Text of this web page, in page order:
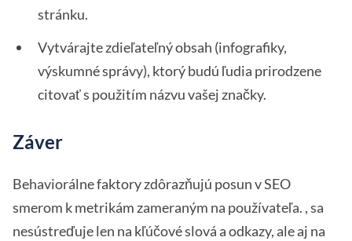
stránku.
Vytvárajte zdieľateľný obsah (infografiky,
výskumné správy), ktorý budú ľudia prirodzene
citovať s použitím názvu vašej značky.
Záver
Behaviorálne faktory zdôrazňujú posun v SEO
smerom k metrikám zameraným na používateľa. , sa
nesústreďuje len na kľúčové slová a odkazy, ale aj na